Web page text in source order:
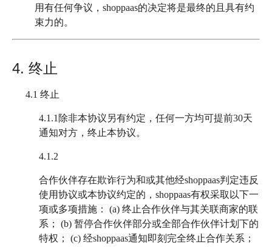
用有任何争议，shoppaas的决定将是最终的且具有约
束力的。
4. 终止
4.1 终止
4.1.1 除非本协议另有约定，任何一方均可提前30天
通知对方，终止本协议。
4.1.2
合作伙伴存在欺诈行为和或其他经shoppaas判定违反
使用协议或本协议约定的，shoppaas有权采取以下一
项或多项措施： (a) 终止合作伙伴与其关联商家的联
系； (b) 暂停合作伙伴部分或全部合作伙伴计划下的
特权； (c) 经shoppaas通知即刻完全终止合作关系；